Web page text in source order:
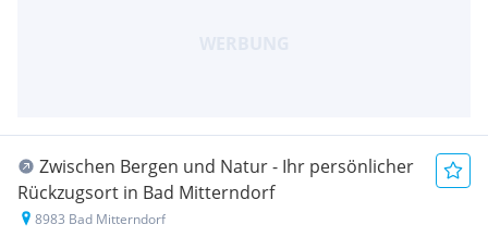
Zwischen Bergen und Natur - Ihr persönlicher
Rückzugsort in Bad Mitterndorf
8983 Bad Mitterndorf